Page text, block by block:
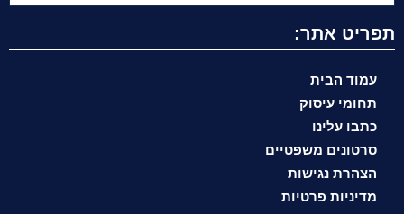
תפריט אתר:
עמוד הבית
תחומי עיסוק
כתבו עלינו
סרטונים משפטיים
הצהרת נגישות
מדיניות פרטיות